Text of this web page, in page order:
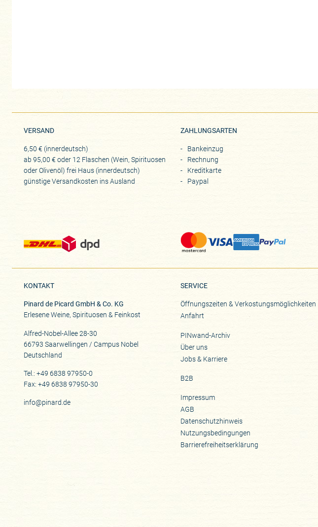
VERSAND
6,50 € (innerdeutsch)
ab 95,00 € oder 12 Flaschen (Wein, Spirituosen
oder Olivenöl) frei Haus (innerdeutsch)
günstige Versandkosten ins Ausland
ZAHLUNGSARTEN
Bankeinzug
Rechnung
Kreditkarte
Paypal
KONTAKT
Pinard de Picard GmbH & Co. KG
Erlesene Weine, Spirituosen & Feinkost
Alfred-Nobel-Allee 28-30
66793 Saarwellingen / Campus Nobel
Deutschland
Tel.: +49 6838 97950-0
Fax: +49 6838 97950-30
info@pinard.de
SERVICE
Öffnungszeiten & Verkostungsmöglichkeiten
Anfahrt
PINwand-Archiv
Über uns
Jobs & Karriere
B2B
Impressum
AGB
Datenschutzhinweis
Nutzungsbedingungen
Barrierefreiheitserklärung